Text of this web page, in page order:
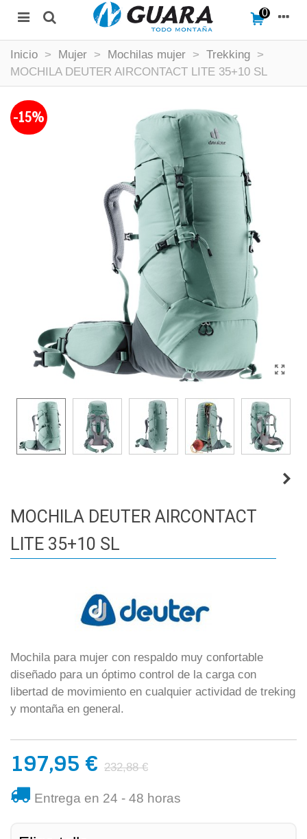
0
Inicio > Mujer > Mochilas mujer > Trekking >
MOCHILA DEUTER AIRCONTACT LITE 35+10 SL
-15%
MOCHILA DEUTER AIRCONTACT
LITE 35+10 SL
Mochila para mujer con respaldo muy confortable
diseñado para un óptimo control de la carga con
libertad de movimiento en cualquier actividad de treking
y montaña en general.
197,95 € 232,88 €
Entrega en 24 - 48 horas